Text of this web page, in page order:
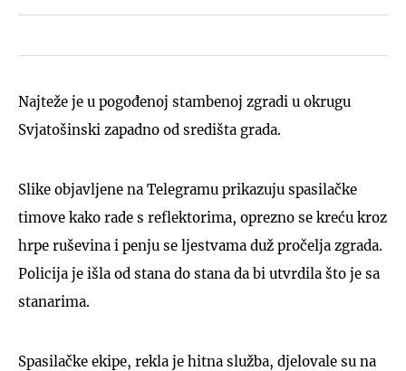
Najteže je u pogođenoj stambenoj zgradi u okrugu
Svjatošinski zapadno od središta grada.
Slike objavljene na Telegramu prikazuju spasilačke
timove kako rade s reflektorima, oprezno se kreću kroz
hrpe ruševina i penju se ljestvama duž pročelja zgrada.
Policija je išla od stana do stana da bi utvrdila što je sa
stanarima.
Spasilačke ekipe, rekla je hitna služba, djelovale su na